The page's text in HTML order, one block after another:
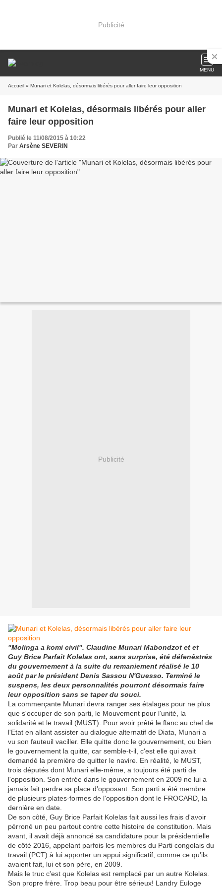
Publicité
MENU
Accueil » Munari et Kolelas, désormais libérés pour aller faire leur opposition
Munari et Kolelas, désormais libérés pour aller
faire leur opposition
Publié le 11/08/2015 à 10:22
Par Arsène SEVERIN
Publicité
"Molinga a komi civil". Claudine Munari Mabondzot et et
Guy Brice Parfait Kolelas ont, sans surprise, été défenêstrés
du gouvernement à la suite du remaniement réalisé le 10
août par le président Denis Sassou N'Guesso. Terminé le
suspens, les deux personnalités pourront désormais faire
leur opposition sans se taper du souci.
La commerçante Munari devra ranger ses étalages pour ne plus
que s'occuper de son parti, le Mouvement pour l'unité, la
solidarité et le travail (MUST). Pour avoir prêté le flanc au chef de
l'Etat en allant assister au dialogue alternatif de Diata, Munari a
vu son fauteuil vaciller. Elle quitte donc le gouvernement, ou bien
le gouvernement la quitte, car semble-t-il, c'est elle qui avait
demandé la première de quitter le navire. En réalité, le MUST,
trois députés dont Munari elle-même, a toujours été parti de
l'opposition. Son entrée dans le gouvernement en 2009 ne lui a
jamais fait perdre sa place d'opposant. Son parti a été membre
de plusieurs plates-formes de l'opposition dont le FROCARD, la
dernière en date.
De son côté, Guy Brice Parfait Kolelas fait aussi les frais d'avoir
pérroné un peu partout contre cette histoire de constitution. Mais
avant, il avait déjà annoncé sa candidature pour la présidentielle
de côté 2016, appelant parfois les membres du Parti congolais du
travail (PCT) à lui apporter un appui significatif, comme ce qu'ils
avaient fait, lui et son père, en 2009.
Mais le truc c'est que Kolelas est remplacé par un autre Kolelas.
Son propre frère. Trop beau pour être sérieux! Landry Euloge